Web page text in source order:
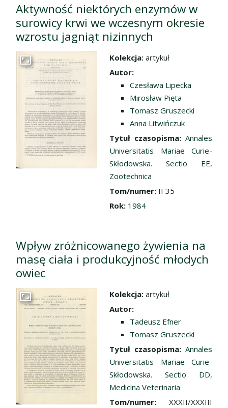
Aktywność niektórych enzymów w
surowicy krwi we wczesnym okresie
wzrostu jagniąt nizinnych
Przejdź do zbioru
Kolekcja: artykuł
Autor:
Czesława Lipecka
Mirosław Pięta
Tomasz Gruszecki
Anna Litwińczuk
Tytuł czasopisma: Annales
Universitatis Mariae Curie-
Skłodowska. Sectio EE,
Zootechnica
Tom/numer: II 35
Rok: 1984
Wpływ zróżnicowanego żywienia na
masę ciała i produkcyjność młodych
owiec
Przejdź do zbioru
Kolekcja: artykuł
Autor:
Tadeusz Efner
Tomasz Gruszecki
Tytuł czasopisma: Annales
Universitatis Mariae Curie-
Skłodowska. Sectio DD,
Medicina Veterinaria
Tom/numer: XXXII/XXXIII